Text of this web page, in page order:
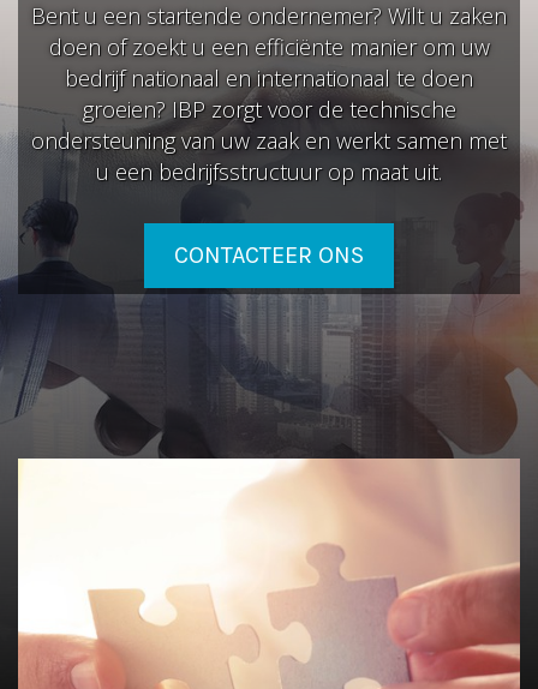
Bent u een startende ondernemer? Wilt u zaken
doen of zoekt u een efficiënte manier om uw
bedrijf nationaal en internationaal te doen
groeien? IBP zorgt voor de technische
ondersteuning van uw zaak en werkt samen met
u een bedrijfsstructuur op maat uit.
CONTACTEER ONS